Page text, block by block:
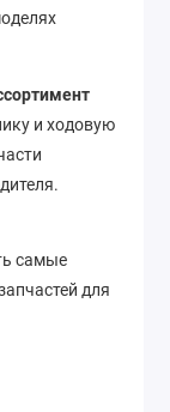
и ходовую
самые
для